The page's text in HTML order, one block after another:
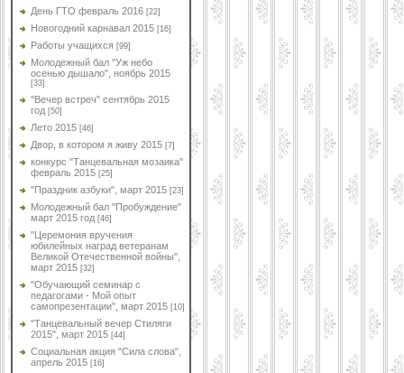
День ГТО февраль 2016 [22]
Новогодний карнавал 2015 [16]
Работы учащихся [99]
Молодежный бал "Уж небо
осенью дышало", ноябрь 2015
[33]
"Вечер встреч" сентябрь 2015
год [50]
Лето 2015 [46]
Двор, в котором я живу 2015 [7]
конкурс "Танцевальная мозаика"
февраль 2015 [25]
"Праздник азбуки", март 2015 [23]
Молодежный бал "Пробуждение"
март 2015 год [46]
"Церемония вручения
юбилейных наград ветеранам
Великой Отечественной войны",
март 2015 [32]
"Обучающий семинар с
педагогами - Мой опыт
самопрезентации", март 2015 [10]
"Танцевальный вечер Стиляги
2015", март 2015 [44]
Социальная акция "Сила слова",
апрель 2015 [16]